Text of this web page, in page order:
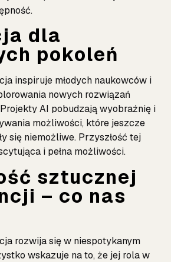
dla
pokoleń
inspiruje młodych naukowców i
nowych rozwiązań
AI pobudzają wyobraźnię i
możliwości, które jeszcze
się niemożliwe. Przyszłość tej
i pełna możliwości.
sztucznej
– co nas
rozwija się w niespotykanym
wskazuje na to, że jej rola w